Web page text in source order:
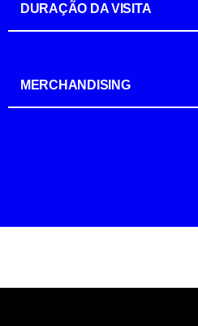
DURAÇÃO DA VISITA
MERCHANDISING